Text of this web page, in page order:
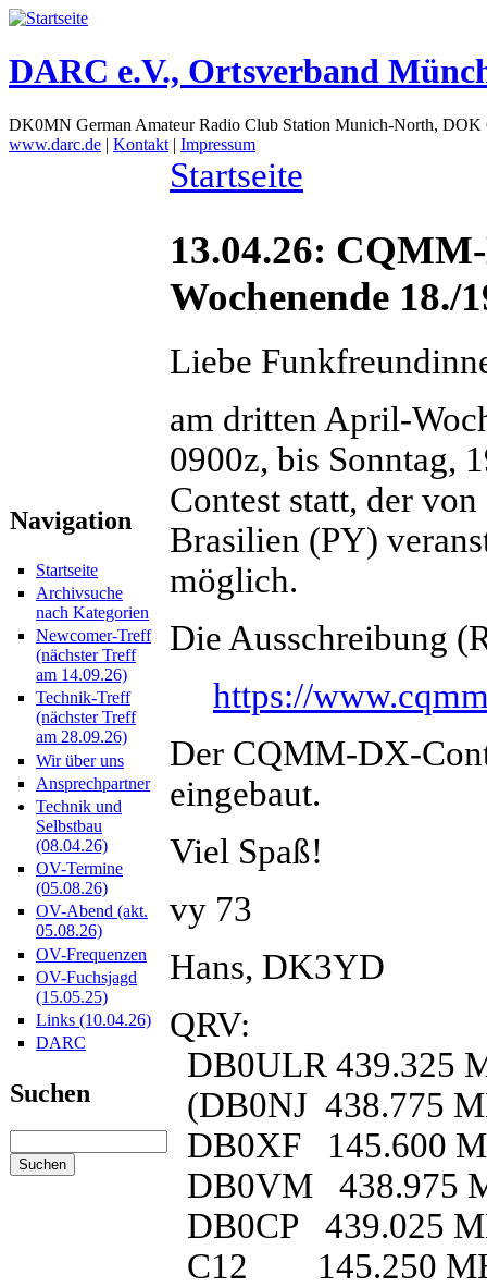
DARC e.V., Ortsverband
DK0MN German Amateur Radio Club Station Munich-North,
www.darc.de | Kontakt | Impressum
Navigation
Startseite
Archivsuche
nach Kategorien
Newcomer-Treff
(nächster Treff
am 14.09.26)
Technik-Treff
(nächster Treff
am 28.09.26)
Wir über uns
Ansprechpartner
Technik und
Selbstbau
(08.04.26)
OV-Termine
(05.08.26)
OV-Abend (akt.
05.08.26)
OV-Frequenzen
OV-Fuchsjagd
(15.05.25)
Links (10.04.26)
DARC
Suchen
Startseite
13.04.26:
Wochenende 18./
Liebe
am dritten April-
0900z, bis Sonntag,
Contest statt, der
Brasilien (PY)
möglich.
Die Ausschreibung
https://
Der CQMM-DX-
eingebaut.
Viel Spaß!
vy 73
Hans, DK3YD
QRV:
DB0ULR 439.325
(DB0NJ 438.775
DB0XF 145.600
DB0VM 438.975
DB0CP 439.025
C12 145.250